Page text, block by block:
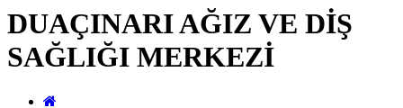
DUAÇINARI AĞIZ VE DİŞ
SAĞLIĞI MERKEZİ